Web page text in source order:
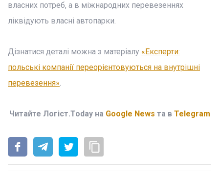
власних потреб, а в міжнародних перевезеннях
ліквідують власні автопарки.
Дізнатися деталі можна з матеріалу «Експерти:
польські компанії переорієнтовуються на внутрішні
перевезення».
Читайте Логіст.Today на Google News та в Telegram